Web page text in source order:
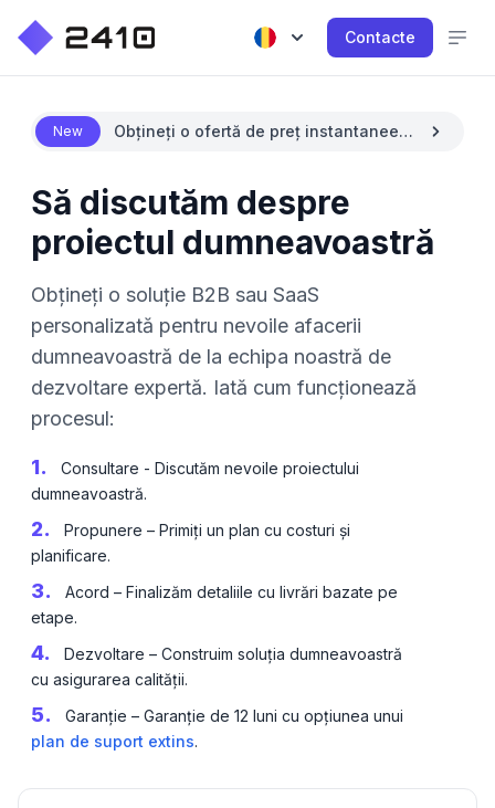
Contacte
New
Obțineți o ofertă de preț instantanee
Să discutăm despre
proiectul dumneavoastră
Obțineți o soluție B2B sau SaaS
personalizată pentru nevoile afacerii
dumneavoastră de la echipa noastră de
dezvoltare expertă. Iată cum funcționează
procesul:
1.
Consultare - Discutăm nevoile proiectului
dumneavoastră.
2.
Propunere – Primiți un plan cu costuri și
planificare.
3.
Acord – Finalizăm detaliile cu livrări bazate pe
etape.
4.
Dezvoltare – Construim soluția dumneavoastră
cu asigurarea calității.
5.
Garanție – Garanție de 12 luni cu opțiunea unui
plan de suport extins.